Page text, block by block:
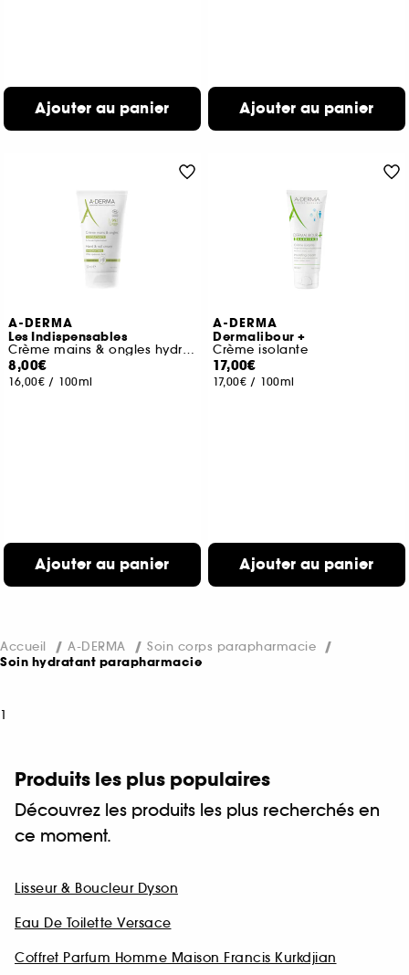
Ajouter au panier Ajouter au panier
A-DERMA
Les Indispensables
Crème mains & ongles hydratante
8,00€
16,00€ / 100ml
Ajouter au panier
A-DERMA
Dermalibour +
Crème isolante
17,00€
17,00€ / 100ml
Ajouter au panier
Accueil A-DERMA Soin corps parapharmacie
Soin hydratant parapharmacie
1
Produits les plus populaires
Découvrez les produits les plus recherchés en
ce moment.
Lisseur & Boucleur Dyson
Eau De Toilette Versace
Coffret Parfum Homme Maison Francis Kurkdjian